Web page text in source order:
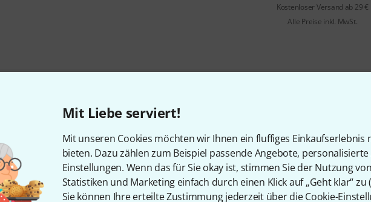
Mit Liebe serviert!
Mit unseren Cookies möchten wir Ihnen ein fluffiges Einkaufserlebnis
bieten. Dazu zählen zum Beispiel passende Angebote,
Einstellungen. Wenn das für Sie okay ist, stimmen Sie der Nutzung
Statistiken und Marketing einfach durch einen Klick auf „Geht klar“ zu (
Sie können Ihre erteilte Zustimmung jederzeit über die Cookie-
Kostenloser Versand ab 29 €
Alle Preise inkl. MwSt.
Teilen Hilfe & Feedback